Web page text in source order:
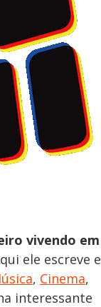
vivendo em
ele escreve e
, Cinema,
interessante